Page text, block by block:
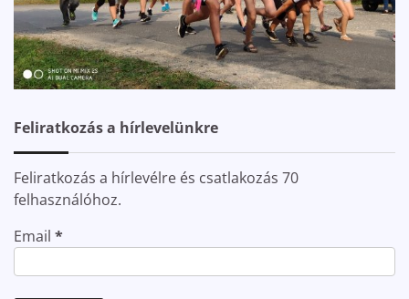
Feliratkozás a hírlevelünkre
Feliratkozás a hírlevélre és csatlakozás 70
felhasználóhoz.
Email *